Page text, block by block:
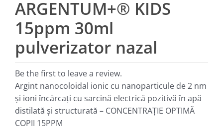
ARGENTUM+® KIDS
15ppm 30ml
pulverizator nazal
Be the first to leave a review.
Argint nanocoloidal ionic cu nanoparticule de 2 nm
şi ioni încărcaţi cu sarcină electrică pozitivă în apă
distilată şi structurată – CONCENTRAŢIE OPTIMĂ
COPII 15PPM